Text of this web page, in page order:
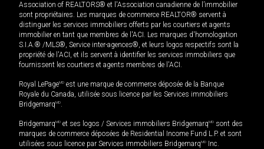
Association of REALTORS® et l'Association canadienne de l’immobilier
sont propriétaires. Les marques de commerce REALTOR® servent à
distinguer les services immobiliers offerts par les courtiers et agents
immobilier en tant que membres de l'ACI. Les marques d'homologation
S.I.A.® /MLS®, Service inter-agences®, et leurs logos respectifs sont la
propriété de l'ACI, et ils servent à identifier les services immobiliers que
fournissent les courtiers et agents membres de l'ACI.
Royal LePageMD est une marque de commerce déposée de la Banque
Royale du Canada, utilisée sous licence par les Services immobiliers
BridgemarqMD.
BridgemarqMD et ses logos / Services immobiliers BridgemarqMD sont des
marques de commerce déposées de Residential Income Fund L.P. et sont
utilisées sous licence par Services immobiliers BridgemarqMD Inc.